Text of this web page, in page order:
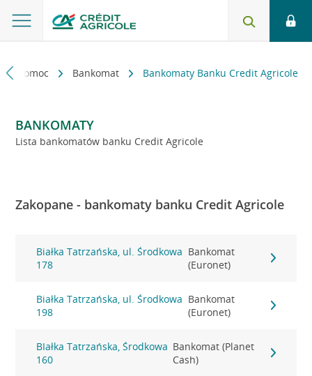
i pomoc Bankomat Bankomaty Banku Credit Agricole
BANKOMATY
Lista bankomatów banku Credit Agricole
Zakopane - bankomaty banku Credit Agricole
Białka Tatrzańska, ul. Środkowa
178
Bankomat
(Euronet)
Białka Tatrzańska, ul. Środkowa
198
Bankomat
(Euronet)
BIałka Tatrzańska, Środkowa
160
Bankomat (Planet
Cash)